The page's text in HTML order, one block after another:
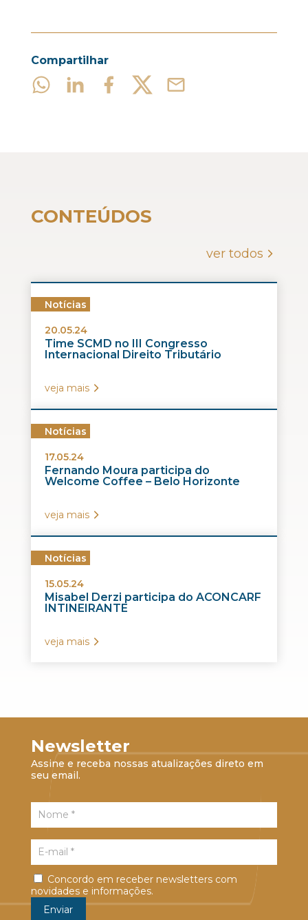
Compartilhar
CONTEÚDOS
ver todos
Notícias
20.05.24
Time SCMD no III Congresso
Internacional Direito Tributário
veja mais
Notícias
17.05.24
Fernando Moura participa do
Welcome Coffee – Belo Horizonte
veja mais
Notícias
15.05.24
Misabel Derzi participa do ACONCARF
INTINEIRANTE
veja mais
Newsletter
Assine e receba nossas atualizações direto em
seu email.
Concordo em receber newsletters com
novidades e informações.